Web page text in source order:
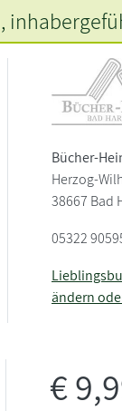
Bücher-
Herzog-
38667 Bad
05322
ändern
,
€